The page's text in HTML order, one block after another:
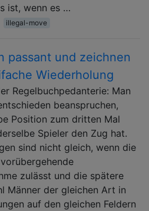
ist, wenn es …
illegal-move
passant und zeichnen
Wiederholung
Regelbuchpedanterie: Man
beanspruchen,
Position zum dritten Mal
Spieler den Zug hat.
sind nicht gleich, wenn die
zulässt und die spätere
Männer der gleichen Art in
auf den gleichen Feldern